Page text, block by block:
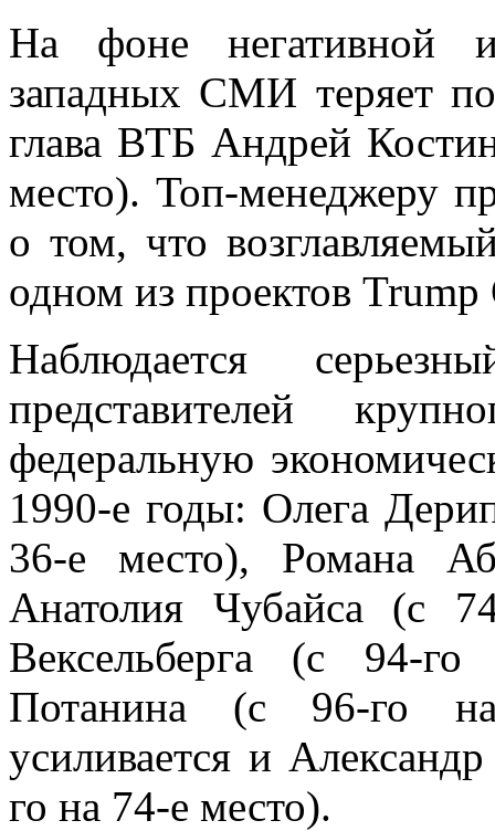
На фоне негативной
западных СМИ теряет
глава ВТБ Андрей
место). Топ-менеджеру
о том, что
одном из проектов
Наблюдается
представителей
федеральную
1990-е годы: Олега
36-е место), Романа
Анатолия Чубайса (с
Вексельберга (с 94-
Потанина (с 96-го
усиливается и
го на 74-е место).